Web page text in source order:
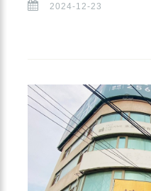
2024-12-23